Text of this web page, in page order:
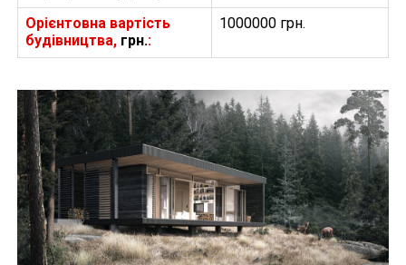
Орієнтовна вартість
будівництва, грн.:
1000000 грн.
БУДІВНИЦТВО БУДИНКІВ
З
АББ”ТВІЙ ПРОЕКТ”
Замовити будівництво